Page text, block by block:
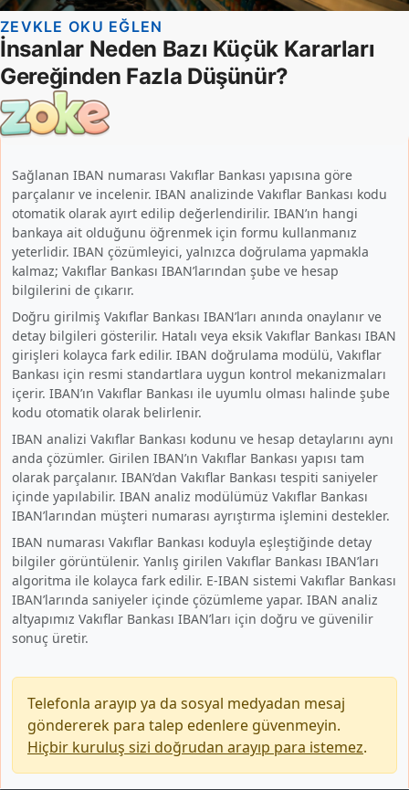
Sağlanan IBAN numarası Vakıflar Bankası yapısına göre
parçalanır ve incelenir. IBAN analizinde Vakıflar Bankası kodu
otomatik olarak ayırt edilip değerlendirilir. IBAN’ın hangi
bankaya ait olduğunu öğrenmek için formu kullanmanız
yeterlidir. IBAN çözümleyici, yalnızca doğrulama yapmakla
kalmaz; Vakıflar Bankası IBAN’larından şube ve hesap
bilgilerini de çıkarır.
Doğru girilmiş Vakıflar Bankası IBAN’ları anında onaylanır ve
detay bilgileri gösterilir. Hatalı veya eksik Vakıflar Bankası IBAN
girişleri kolayca fark edilir. IBAN doğrulama modülü, Vakıflar
Bankası için resmi standartlara uygun kontrol mekanizmaları
içerir. IBAN’ın Vakıflar Bankası ile uyumlu olması halinde şube
kodu otomatik olarak belirlenir.
IBAN analizi Vakıflar Bankası kodunu ve hesap detaylarını aynı
anda çözümler. Girilen IBAN’ın Vakıflar Bankası yapısı tam
olarak parçalanır. IBAN’dan Vakıflar Bankası tespiti saniyeler
içinde yapılabilir. IBAN analiz modülümüz Vakıflar Bankası
IBAN’larından müşteri numarası ayrıştırma işlemini destekler.
IBAN numarası Vakıflar Bankası koduyla eşleştiğinde detay
bilgiler görüntülenir. Yanlış girilen Vakıflar Bankası IBAN’ları
algoritma ile kolayca fark edilir. E-IBAN sistemi Vakıflar Bankası
IBAN’larında saniyeler içinde çözümleme yapar. IBAN analiz
altyapımız Vakıflar Bankası IBAN’ları için doğru ve güvenilir
sonuç üretir.
Telefonla arayıp ya da sosyal medyadan mesaj
göndererek para talep edenlere güvenmeyin.
Hiçbir kuruluş sizi doğrudan arayıp para istemez.